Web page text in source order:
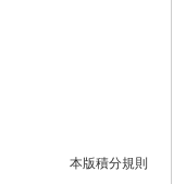
本版積分規則